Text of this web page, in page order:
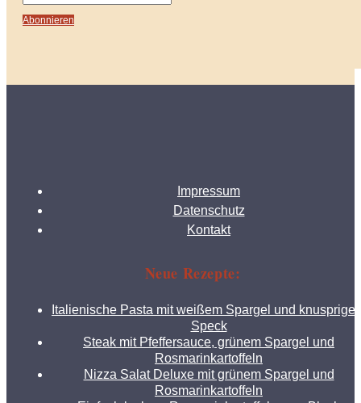
Abonnieren
Impressum
Datenschutz
Kontakt
Neue Rezepte:
Italienische Pasta mit weißem Spargel und
Speck
Steak mit Pfeffersauce, grünem Spargel und
Rosmarinkartoffeln
Nizza Salat Deluxe mit grünem Spargel und
Rosmarinkartoffeln